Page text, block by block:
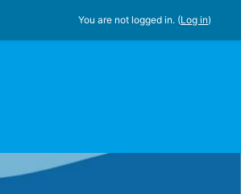
You are not logged in. (Log in)